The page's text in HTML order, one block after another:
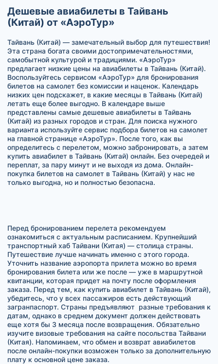
Дешевые авиабилеты в Тайвань
(Китай) от «АэроТур»
Тайвань (Китай) — замечательный выбор для путешествия!
Эта страна богата своими достопримечательностями,
самобытной культурой и традициями. «АэроТур»
предлагает низкие цены на авиабилеты в Тайвань (Китай).
Воспользуйтесь сервисом «АэроТур» для бронирования
билетов на самолет без комиссии и наценок. Календарь
низких цен подскажет, в какие месяцы в Тайвань (Китай)
летать еще более выгодно. В календаре выше
представлены самые дешевые авиабилеты в Тайвань
(Китай) из разных городов и стран. Для поиска нужного
варианта используйте сервис подбора билетов на самолет
на главной странице «АэроТур». После того, как вы
определитесь с перелетом, можно забронировать, а затем
купить авиабилет в Тайвань (Китай) онлайн. Без очередей и
переплат, за пару минут и не выходя из дома. Онлайн-
покупка билетов на самолет в Тайвань (Китай) у нас не
только выгодна, но и полностью безопасна.
Перед бронированием перелета рекомендуем
ознакомиться с актуальным расписанием. Крупнейший
транспортный хаб Тайвани (Китая) — столица страны.
Путешествие лучше начинать именно с этого города.
Уточнить название аэропорта прилета можно во время
бронирования билета или же после — уже в маршрутной
квитанции, которая придет на почту после оформления
заказа. Перед тем, как купить авиабилет в Тайвань (Китай),
убедитесь, что у всех пассажиров есть действующий
загранпаспорт. Страны предъявляют разные требования к
датам, однако в среднем документ должен действовать
еще хотя бы 3 месяца после возвращения. Обязательно
изучите визовые требования на сайте посольства Тайвани
(Китая). Напоминаем, что обмен и возврат авиабилетов
после онлайн-покупки возможен только за дополнительную
плату к основной цене заказа.